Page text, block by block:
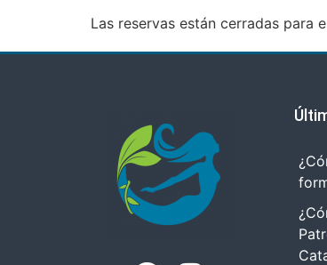
Las reservas están cerradas para